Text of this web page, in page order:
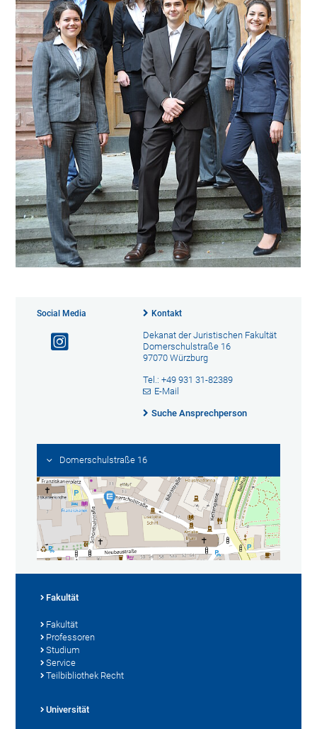
Social Media Kontakt
Dekanat der Juristischen Fakultät
Domerschulstraße 16
97070 Würzburg
Tel.: +49 931 31-82389
E-Mail
Suche Ansprechperson
Domerschulstraße 16
Fakultät
Fakultät
Professoren
Studium
Service
Teilbibliothek Recht
Universität